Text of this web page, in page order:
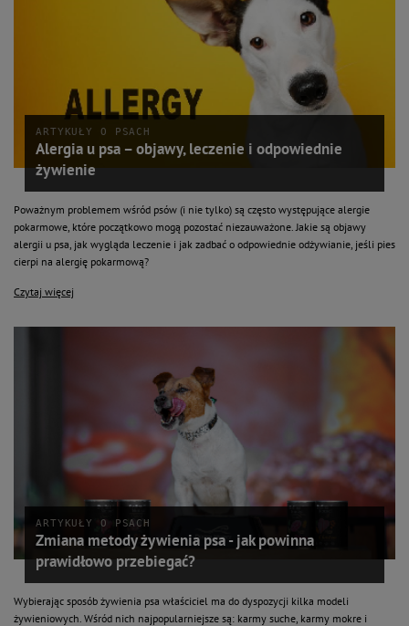
ARTYKUŁY O PSACH
Alergia u psa – objawy, leczenie i odpowiednie
żywienie
Poważnym problemem wśród psów (i nie tylko) są często występujące alergie
pokarmowe, które początkowo mogą pozostać niezauważone. Jakie są objawy
alergii u psa, jak wygląda leczenie i jak zadbać o odpowiednie odżywianie, jeśli pies
cierpi na alergię pokarmową?
Czytaj więcej
ARTYKUŁY O PSACH
Zmiana metody żywienia psa - jak powinna
prawidłowo przebiegać?
Wybierając sposób żywienia psa właściciel ma do dyspozycji kilka modeli
żywieniowych. Wśród nich najpopularniejsze są: karmy suche, karmy mokre i